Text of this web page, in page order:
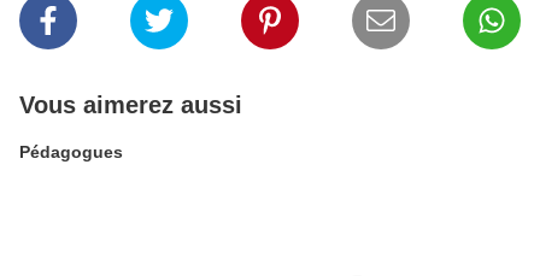
Vous aimerez aussi
Pédagogues